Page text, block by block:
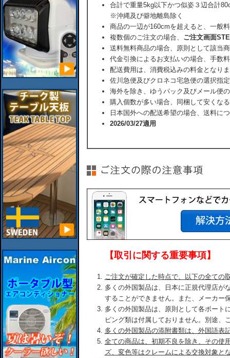
合計で重量5kg以下かつ似姿３辺合計
※沖縄及び僻地離島除く
商品の一辺が160cmを超えると、一般
複数個のご注文の場合、 ご注文画面
送料無料商品の場合、原則として該当
代金引換によるお支払いの場合、手数
配送費用は、消費税込みの料金となり
佐川急便及びクロネコ宅急便の選択指
海外を除き、ゆうパック及びメール便
購入個数が多い場合、同梱して安くな
日本国外への配送希望の場合、送料に
2026/03/27適用
【取引に関する重要事項】
ご注文が確定した時点で、以下の全ての
多くの外国製品は、日本に正規代理店が
することができません。また、メーカー
多くの外国製品は、原則として各ボート
ピング類は付属しておりません。別途、
多くの外国製品の添附書類は、外国語表
全ての商品は、初期不良を除き、その使
ズ、変色等はクレームによる交換対象と